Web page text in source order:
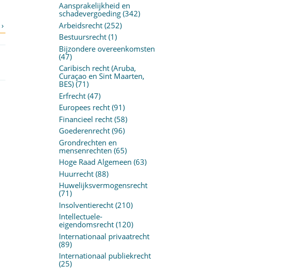
Aansprakelijkheid en
schadevergoeding(342)
Arbeidsrecht(252)
Bestuursrecht(1)
Bijzondere overeenkomsten
(47)
Caribisch recht (Aruba,
Curaçao en Sint Maarten,
BES)(71)
Erfrecht(47)
Europees recht(91)
Financieel recht(58)
Goederenrecht(96)
Grondrechten en
mensenrechten (65)
Hoge Raad Algemeen (63)
Huurrecht(88)
Huwelijksvermogensrecht
(71)
Insolventierecht(210)
Intellectuele-
eigendomsrecht(120)
Internationaal privaatrecht
(89)
Internationaal publiekrecht
(25)